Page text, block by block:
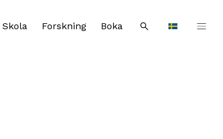
Languages
Skola Forskning Boka Sök